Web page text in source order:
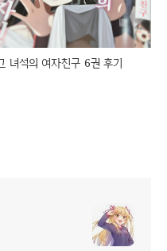
녀석의 여자친구 6권 후기